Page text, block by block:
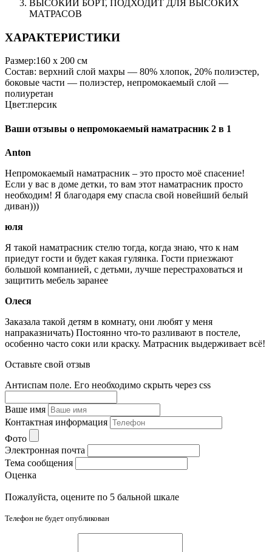
ВЫСОКИЙ БОРТ, ПОДХОДИТ ДЛЯ ВЫСОКИХ
МАТРАСОВ
ХАРАКТЕРИСТИКИ
Размер:160 х 200 см
Состав: верхний слой махры — 80% хлопок, 20% полиэстер,
боковые части — полиэстер, непромокаемый слой —
полиуретан
Цвет:персик
Ваши отзывы о непромокаемый наматрасник 2 в 1
Anton
Непромокаемый наматрасник – это просто моё спасение!
Если у вас в доме детки, то вам этот наматрасник просто
необходим! Я благодаря ему спасла свой новейший белый
диван)))
юля
Я такой наматрасник стелю тогда, когда знаю, что к нам
приедут гости и будет какая гулянка. Гости приезжают
большой компанией, с детьми, лучше перестраховаться и
защитить мебель заранее
Олеся
Заказала такой детям в комнату, они любят у меня
напраказничать) Постоянно что-то разливают в постеле,
особенно часто соки или краску. Матрасник выдерживает всё!
Оставьте свой отзыв
Антиспам поле. Его необходимо скрыть через css
Ваше имя
Контактная информация
Фото
Электронная почта
Тема сообщения
Оценка
Пожалуйста, оцените по 5 бальной шкале
Телефон не будет опубликован